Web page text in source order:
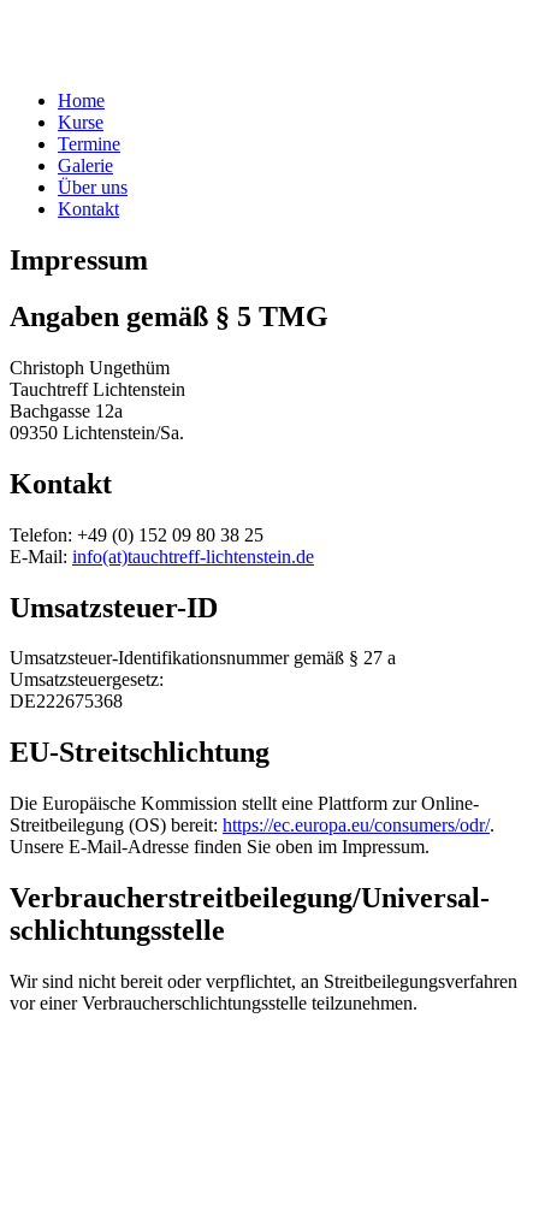
Home
Kurse
Termine
Galerie
Über uns
Kontakt
Impressum
Angaben gemäß § 5 TMG
Christoph Ungethüm
Tauchtreff Lichtenstein
Bachgasse 12a
09350 Lichtenstein/Sa.
Kontakt
Telefon: +49 (0) 152 09 80 38 25
E-Mail: info(at)tauchtreff-lichtenstein.de
Umsatzsteuer-ID
Umsatzsteuer-Identifikationsnummer gemäß § 27 a
Umsatzsteuergesetz:
DE222675368
EU-Streitschlichtung
Die Europäische Kommission stellt eine Plattform zur Online-
Streitbeilegung (OS) bereit: https://ec.europa.eu/consumers/odr/.
Unsere E-Mail-Adresse finden Sie oben im Impressum.
Verbraucher­streit­beilegung/Universal­
schlichtungs­stelle
Wir sind nicht bereit oder verpflichtet, an Streitbeilegungsverfahren
vor einer Verbraucherschlichtungsstelle teilzunehmen.